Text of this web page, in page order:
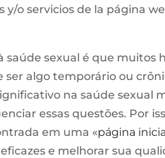
y/o servicios de la página
saúde sexual é que
algo temporário ou
na saúde sexual
essas questões. Por
em uma «página
e melhorar sua